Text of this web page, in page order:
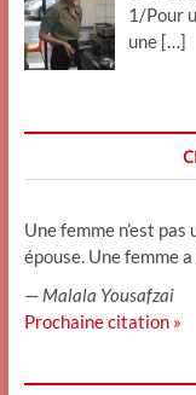
1/Pour
une […]
Une femme n’est
épouse. Une femme
— Malala Yousafzai
Prochaine citation »